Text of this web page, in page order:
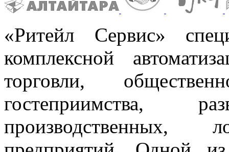
«Ритейл Сервис»
комплексной
торговли,
гостеприимства,
производственных,